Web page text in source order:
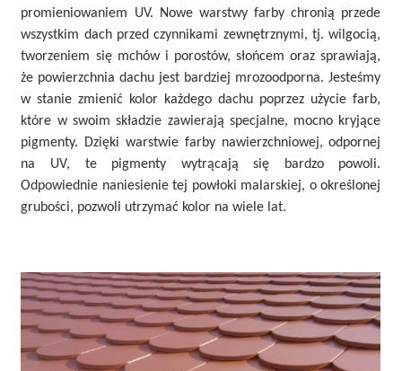
promieniowaniem UV. Nowe warstwy farby chronią przede
wszystkim dach przed czynnikami zewnętrznymi, tj. wilgocią,
tworzeniem się mchów i porostów, słońcem oraz sprawiają,
że powierzchnia dachu jest bardziej mrozoodporna. Jesteśmy
w stanie zmienić kolor każdego dachu poprzez użycie farb,
które w swoim składzie zawierają specjalne, mocno kryjące
pigmenty. Dzięki warstwie farby nawierzchniowej, odpornej
na UV, te pigmenty wytrącają się bardzo powoli.
Odpowiednie naniesienie tej powłoki malarskiej, o określonej
grubości, pozwoli utrzymać kolor na wiele lat.